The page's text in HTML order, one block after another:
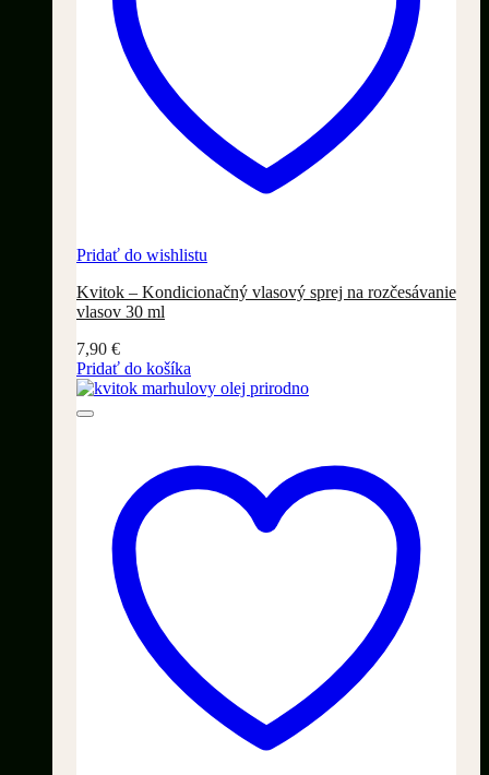
Pridať do wishlistu
Kvitok – Kondicionačný vlasový sprej na rozčesávanie
vlasov 30 ml
7,90 €
Pridať do košíka